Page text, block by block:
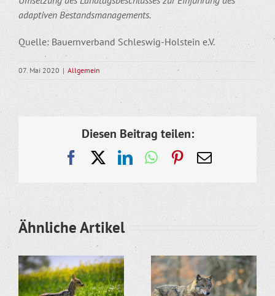
adaptiven Bestandsmanagements.
Quelle: Bauernverband Schleswig-Holstein e.V.
07. Mai 2020 | Allgemein
Diesen Beitrag teilen:
FacebookLinkedInWhatsApp
Pinterest
E-
Ähnliche Artikel